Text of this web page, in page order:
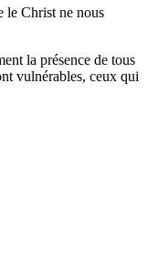
le Christ ne nous
la présence de tous
vulnérables, ceux qui